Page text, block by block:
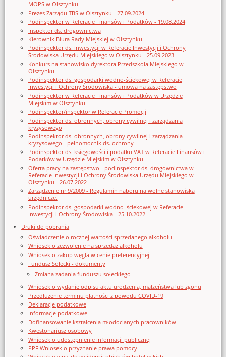
MOPS w Olsztynku
Prezes Zarządu TBS w Olsztynku - 27.09.2024
Podinspektor w Referacie Finansów i Podatków - 19.08.2024
Inspektor ds. drogownictwa
Kierownik Biura Rady Miejskiej w Olsztynku
Podinspektor ds. inwestycji w Referacie Inwestycji i Ochrony
Środowiska Urzędu Miejskiego w Olsztynku - 25.09.2023
Konkurs na stanowisko dyrektora Przedszkola Miejskiego w
Olsztynku
Podinspektor ds. gospodarki wodno-ściekowej w Referacie
Inwestycji i Ochrony Środowiska - umowa na zastępstwo
Podinspektor w Referacie Finansów i Podatków w Urzędzie
Miejskim w Olsztynku
Podinspektor/inspektor w Referacie Promocji
Podinspektor ds. obronnych, obrony cywilnej i zarządzania
kryzysowego
Podinspektor ds. obronnych, obrony cywilnej i zarządzania
kryzysowego - pełnomocnik ds. ochrony
Podinspektor ds. księgowości i podatku VAT w Referacie Finansów i
Podatków w Urzędzie Miejskim w Olsztynku
Oferta pracy na zastępstwo - podinspektor ds. drogownictwa w
Referacie Inwestycji i Ochrony Środowiska Urzędu Miejskiego w
Olsztynku - 26.07.2022
Zarządzenie nr 9/2009 - Regulamin naboru na wolne stanowiska
urzędnicze.
Podinspektor ds. gospodarki wodno–ściekowej w Referacie
Inwestycji i Ochrony Środowiska - 25.10.2022
Druki do pobrania
Oświadczenie o rocznej wartości sprzedanego alkoholu
Wniosek o zezwolenie na sprzedaz alkoholu
Wniosek o zakup węgla w cenie preferencyjnej
Fundusz Sołecki - dokumenty
Zmiana zadania funduszu sołeckiego
Wniosek o wydanie odpisu aktu urodzenia, małżeństwa lub zgonu
Przedłużenie terminu płatności z powodu COVID-19
Deklaracje podatkowe
Informacje podatkowe
Dofinansowanie kształcenia młodocianych pracowników
Kwestonariusz osobowy
Wniosek o udostępnienie informacji publicznej
PPF Wniosek o przyznanie prawa pomocy